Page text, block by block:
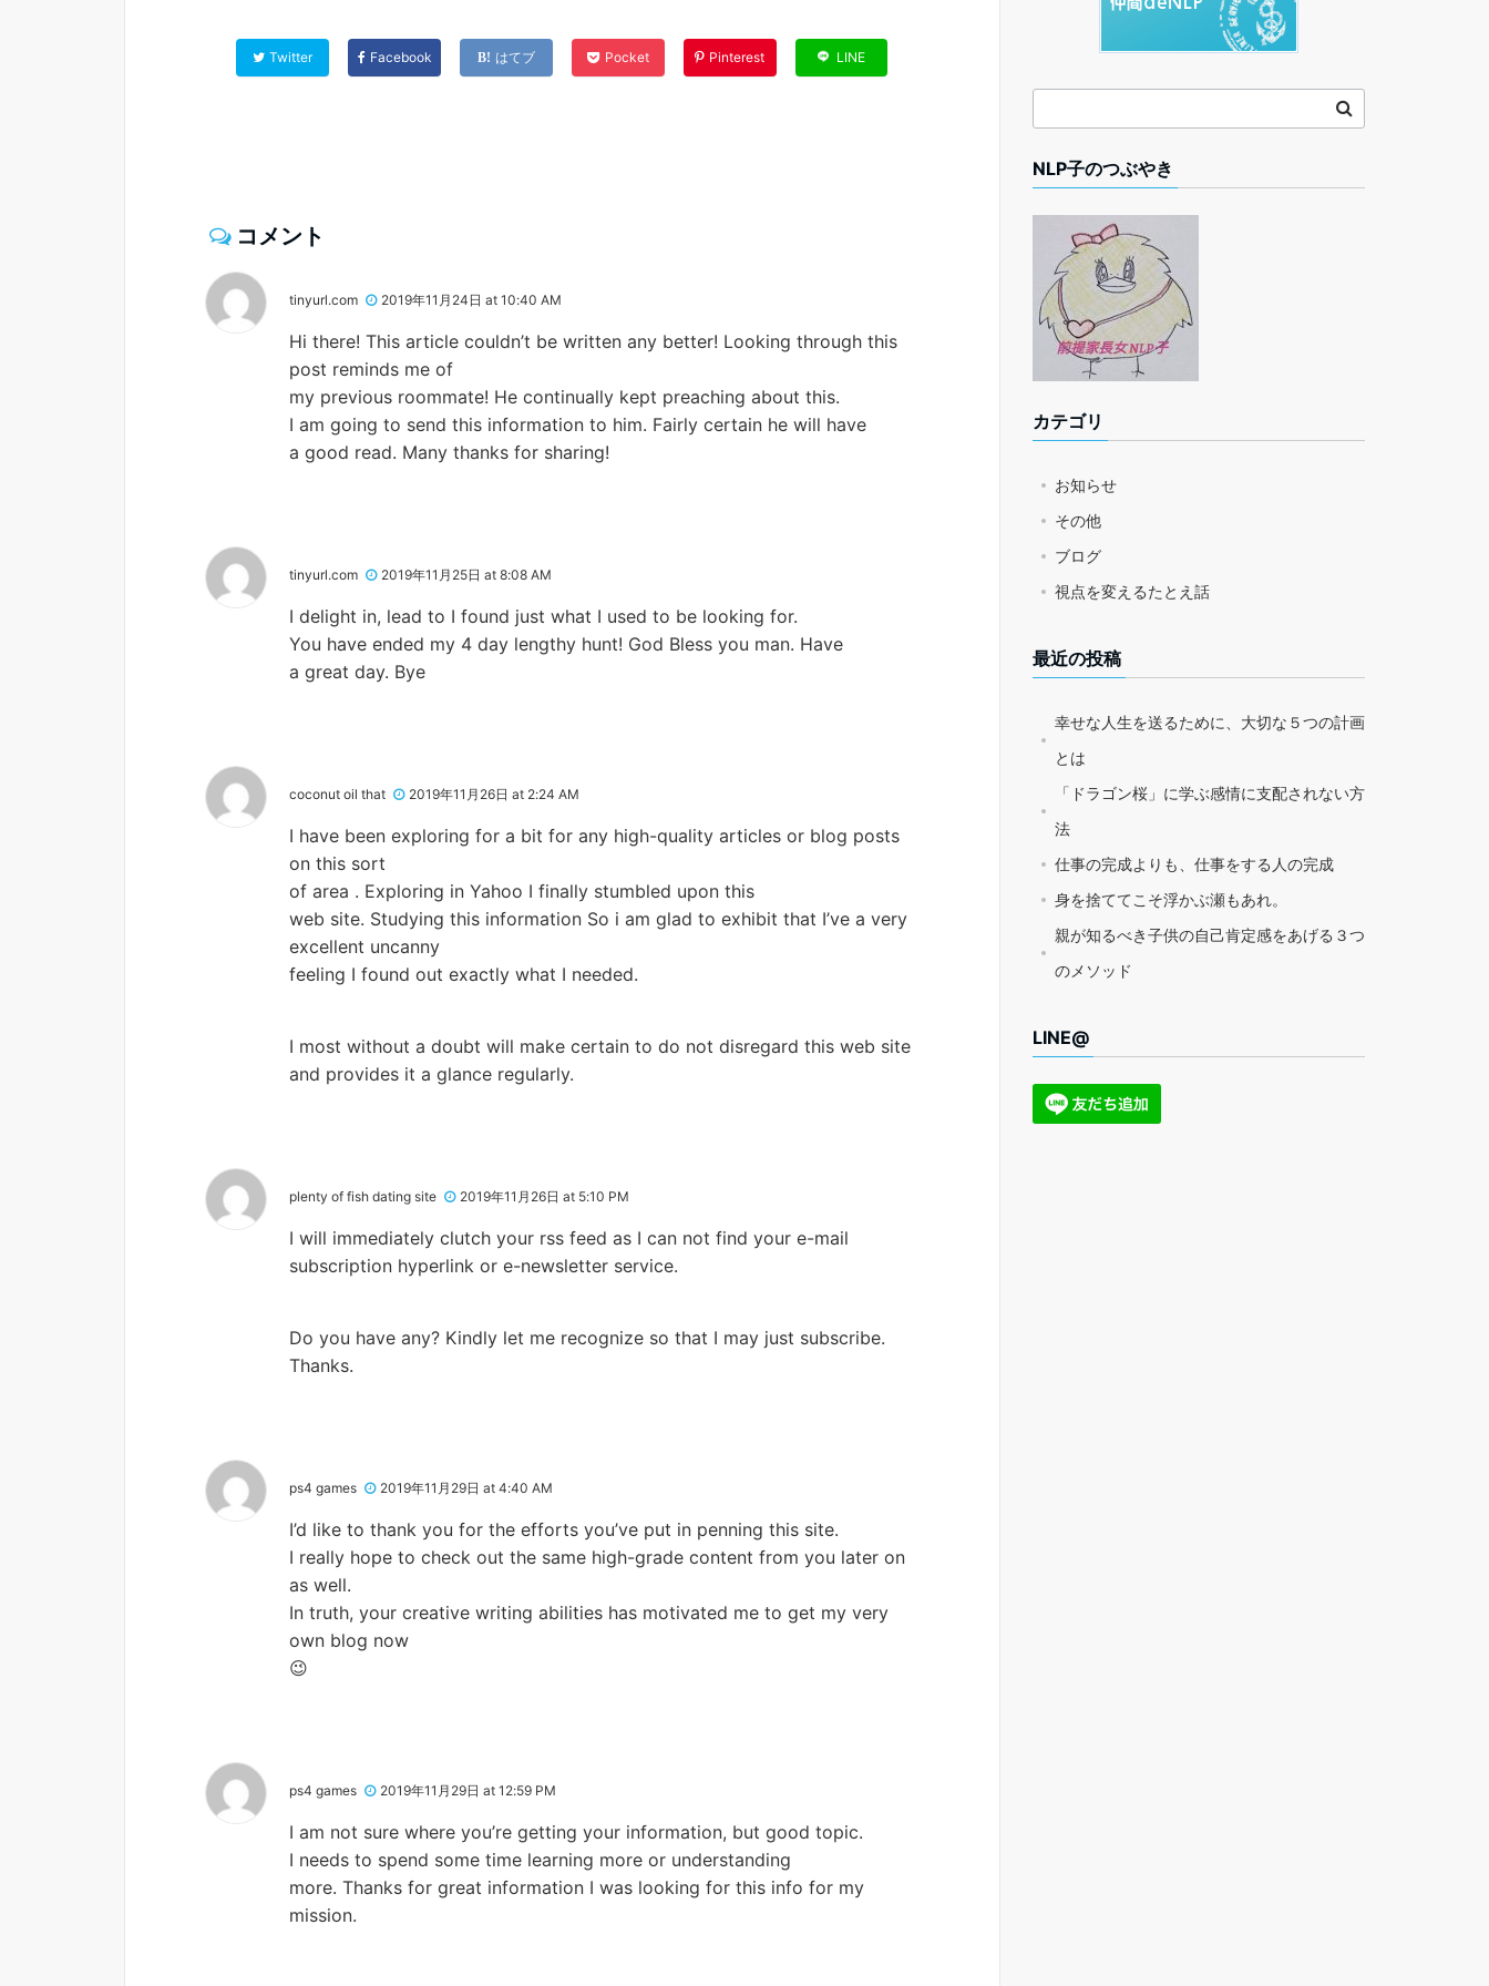
Twitter Facebook はてブ Pocket Pinterest LINE
コメント
tinyurl.com 2019年11月24日 at 10:40 AM
Hi there! This article couldn’t be written any better! Looking through this
post reminds me of
my previous roommate! He continually kept preaching about this.
I am going to send this information to him. Fairly certain he will have
a good read. Many thanks for sharing!
tinyurl.com 2019年11月25日 at 8:08 AM
I delight in, lead to I found just what I used to be looking for.
You have ended my 4 day lengthy hunt! God Bless you man. Have
a great day. Bye
coconut oil that 2019年11月26日 at 2:24 AM
I have been exploring for a bit for any high-quality articles or blog posts
on this sort
of area . Exploring in Yahoo I finally stumbled upon this
web site. Studying this information So i am glad to exhibit that I’ve a very
excellent uncanny
feeling I found out exactly what I needed.
I most without a doubt will make certain to do not disregard this web site
and provides it a glance regularly.
plenty of fish dating site 2019年11月26日 at 5:10 PM
I will immediately clutch your rss feed as I can not find your e-mail
subscription hyperlink or e-newsletter service.
Do you have any? Kindly let me recognize so that I may just subscribe.
Thanks.
ps4 games 2019年11月29日 at 4:40 AM
I’d like to thank you for the efforts you’ve put in penning this site.
I really hope to check out the same high-grade content from you later on
as well.
In truth, your creative writing abilities has motivated me to get my very
own blog now
😉
ps4 games 2019年11月29日 at 12:59 PM
I am not sure where you’re getting your information, but good topic.
I needs to spend some time learning more or understanding
more. Thanks for great information I was looking for this info for my
mission.
NLP子のつぶやき
カテゴリ
お知らせ
その他
ブログ
視点を変えるたとえ話
最近の投稿
幸せな人生を送るために、大切な５つの計画
とは
「ドラゴン桜」に学ぶ感情に支配されない方
法
仕事の完成よりも、仕事をする人の完成
身を捨ててこそ浮かぶ瀬もあれ。
親が知るべき子供の自己肯定感をあげる３つ
のメソッド
LINE@